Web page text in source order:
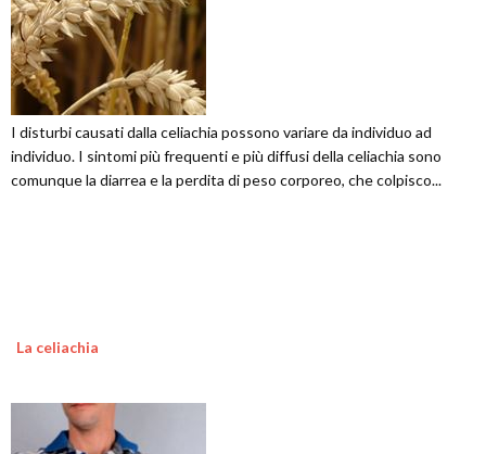
I disturbi causati dalla celiachia possono variare da individuo ad
individuo. I sintomi più frequenti e più diffusi della celiachia sono
comunque la diarrea e la perdita di peso corporeo, che colpisco...
La celiachia